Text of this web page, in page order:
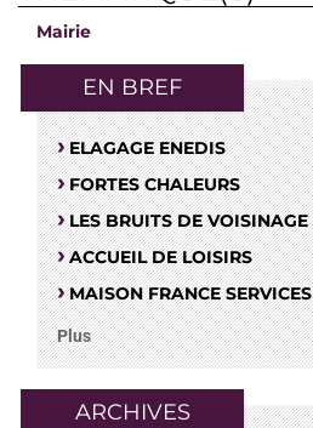
Mairie
EN BREF
ELAGAGE ENEDIS
FORTES CHALEURS
LES BRUITS DE VOISINAGE
ACCUEIL DE LOISIRS
MAISON FRANCE SERVICES
Plus
ARCHIVES